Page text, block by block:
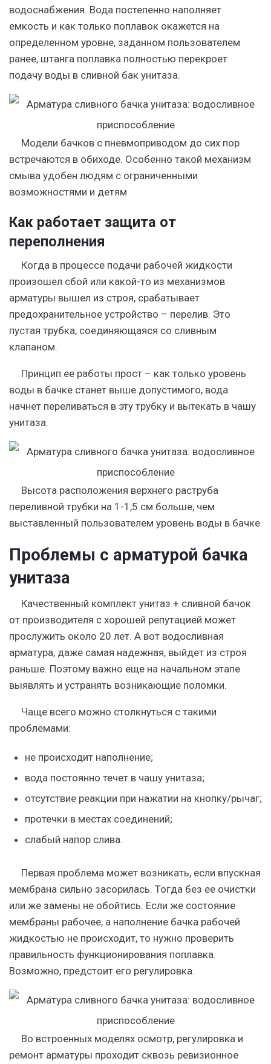
водоснабжения. Вода постепенно наполняет
емкость и как только поплавок окажется на
определенном уровне, заданном пользователем
ранее, штанга поплавка полностью перекроет
подачу воды в сливной бак унитаза.
Модели бачков с пневмоприводом до сих пор
встречаются в обиходе. Особенно такой механизм
смыва удобен людям с ограниченными
возможностями и детям
Как работает защита от
переполнения
Когда в процессе подачи рабочей жидкости
произошел сбой или какой-то из механизмов
арматуры вышел из строя, срабатывает
предохранительное устройство – перелив. Это
пустая трубка, соединяющаяся со сливным
клапаном.
Принцип ее работы прост – как только уровень
воды в бачке станет выше допустимого, вода
начнет переливаться в эту трубку и вытекать в чашу
унитаза.
Высота расположения верхнего раструба
переливной трубки на 1-1,5 см больше, чем
выставленный пользователем уровень воды в бачке
Проблемы с арматурой бачка
унитаза
Качественный комплект унитаз + сливной бачок
от производителя с хорошей репутацией может
прослужить около 20 лет. А вот водосливная
арматура, даже самая надежная, выйдет из строя
раньше. Поэтому важно еще на начальном этапе
выявлять и устранять возникающие поломки.
Чаще всего можно столкнуться с такими
проблемами:
не происходит наполнение;
вода постоянно течет в чашу унитаза;
отсутствие реакции при нажатии на кнопку/рычаг;
протечки в местах соединений;
слабый напор слива.
Первая проблема может возникать, если впускная
мембрана сильно засорилась. Тогда без ее очистки
или же замены не обойтись. Если же состояние
мембраны рабочее, а наполнение бачка рабочей
жидкостью не происходит, то нужно проверить
правильность функционирования поплавка.
Возможно, предстоит его регулировка.
Во встроенных моделях осмотр, регулировка и
ремонт арматуры проходит сквозь ревизионное